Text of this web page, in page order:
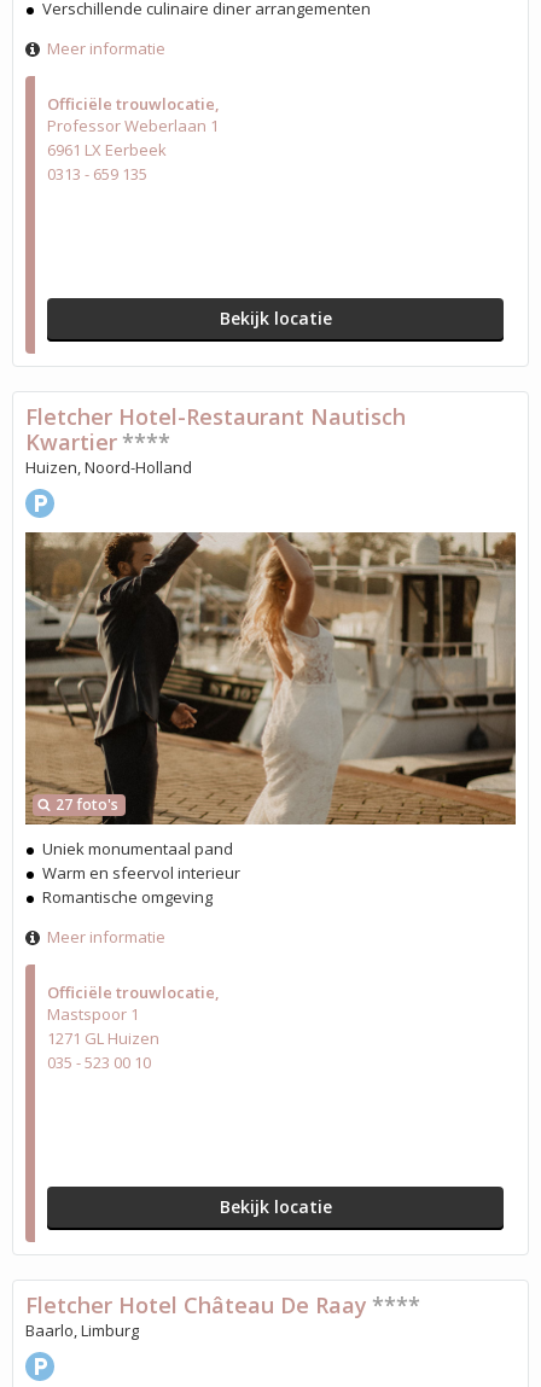
Officiële trouwlocatie
Professor Weberlaan 1
6961 LX Eerbeek
0313 - 659 135
Bekijk locatie
Verschillende culinaire diner arrangementen
Meer informatie
Officiële trouwlocatie
Mastspoor 1
1271 GL Huizen
035 - 523 00 10
Bekijk locatie
27 foto's
Fletcher Hotel-Restaurant Nautisch
Kwartier ****
Huizen, Noord-Holland
Uniek monumentaal pand
Warm en sfeervol interieur
Romantische omgeving
Meer informatie
Fletcher Hotel Château De Raay ****
Baarlo, Limburg